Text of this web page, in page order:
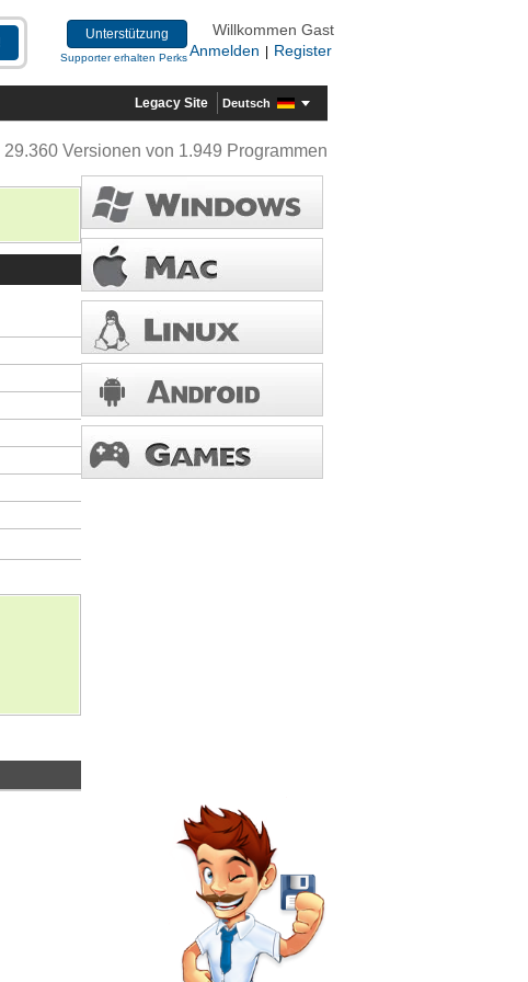
Unterstützung
Supporter erhalten Perks
Willkommen Gast
Anmelden
Register
Legacy Site Deutsch
29.360 Versionen von 1.949 Programmen